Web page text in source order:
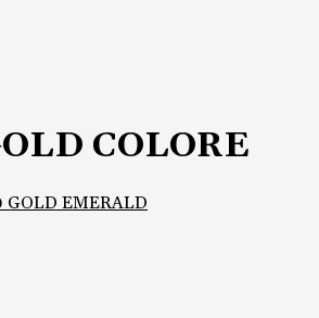
COLORE
EMERALD